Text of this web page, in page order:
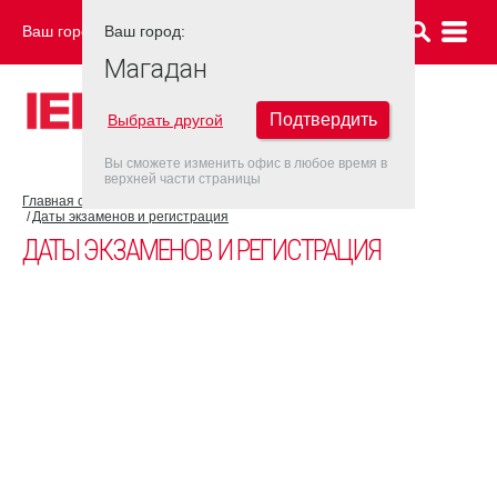
Ваш город: МАГАДАН
Главная страница
Даты экзаменов и регистрация
ДАТЫ ЭКЗАМЕНОВ И РЕГИСТРАЦИЯ
Ваш город:
Магадан
Выбрать другой Подтвердить
Вы сможете изменить офис в любое время в
верхней части страницы